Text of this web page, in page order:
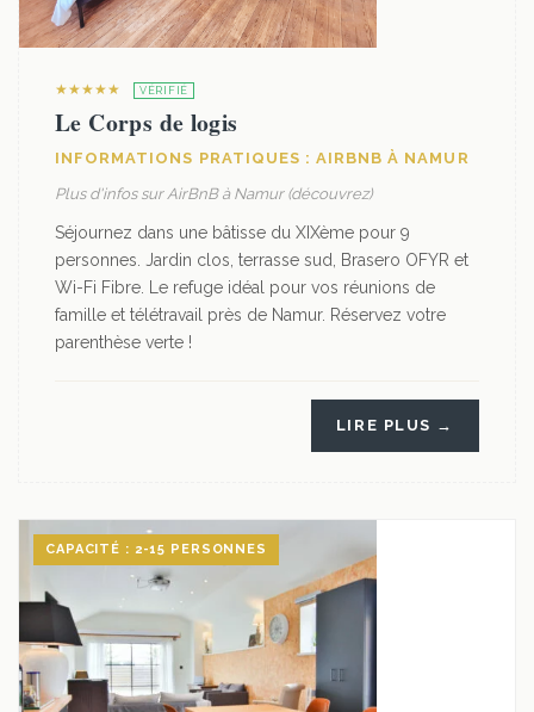
★★★★★ VÉRIFIÉ
Le Corps de logis
INFORMATIONS PRATIQUES : AIRBNB À NAMUR
Plus d'infos sur AirBnB à Namur (découvrez)
Séjournez dans une bâtisse du XIXème pour 9
personnes. Jardin clos, terrasse sud, Brasero OFYR et
Wi-Fi Fibre. Le refuge idéal pour vos réunions de
famille et télétravail près de Namur. Réservez votre
parenthèse verte !
LIRE PLUS →
CAPACITÉ : 2-15 PERSONNES